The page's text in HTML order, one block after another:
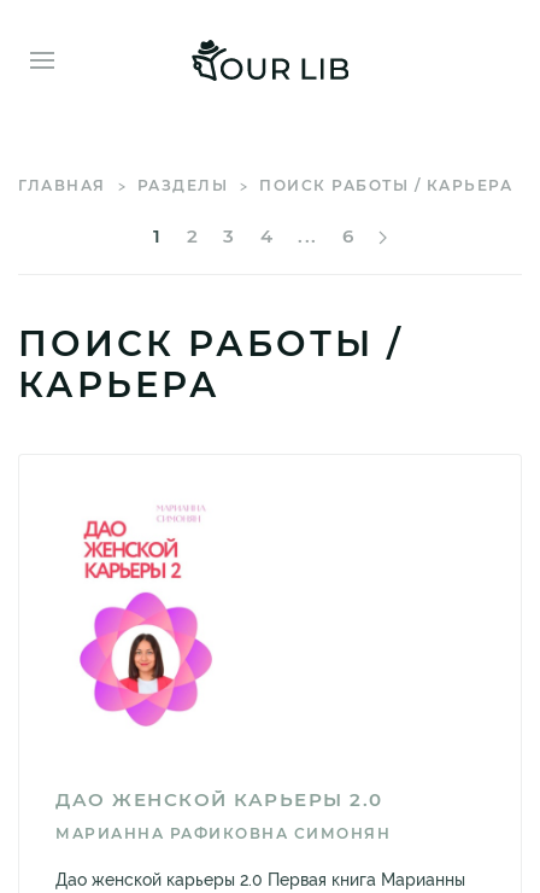
ГЛАВНАЯ РАЗДЕЛЫ ПОИСК РАБОТЫ / КАРЬЕРА
1 2 3 4 ... 6
ПОИСК РАБОТЫ /
КАРЬЕРА
ДАО ЖЕНСКОЙ КАРЬЕРЫ 2.0
МАРИАННА РАФИКОВНА СИМОНЯН
Дао женской карьеры 2.0 Первая книга Марианны